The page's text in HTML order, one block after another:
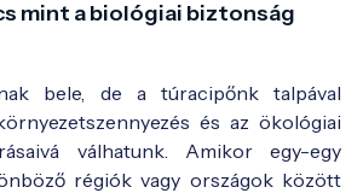
mint a biológiai biztonság
bele, de a túracipőnk talpával
és az ökológiai
válhatunk. Amikor egy-egy
régiók vagy országok között